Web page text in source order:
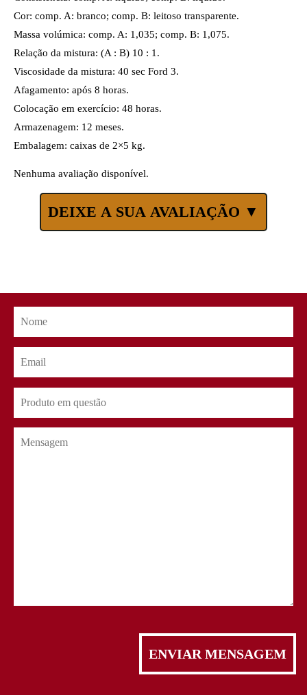
Cor: comp. A: branco; comp. B: leitoso transparente.
Massa volúmica: comp. A: 1,035; comp. B: 1,075.
Relação da mistura: (A : B) 10 : 1.
Viscosidade da mistura: 40 sec Ford 3.
Afagamento: após 8 horas.
Colocação em exercício: 48 horas.
Armazenagem: 12 meses.
Embalagem: caixas de 2×5 kg.
Nenhuma avaliação disponível.
DEIXE A SUA AVALIAÇÃO ▼